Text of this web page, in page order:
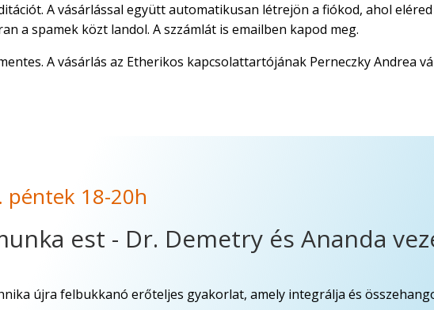
A vásárlással együtt automatikusan létrejön a fiókod, ahol
a spamek közt landol. A szzámlát is emailben kapod meg.
A vásárlás az Etherikos kapcsolattartójának Perneczky Andrea
péntek 18-20h
est - Dr. Demetry és Ananda
újra felbukkanó erőteljes gyakorlat, amely integrálja és